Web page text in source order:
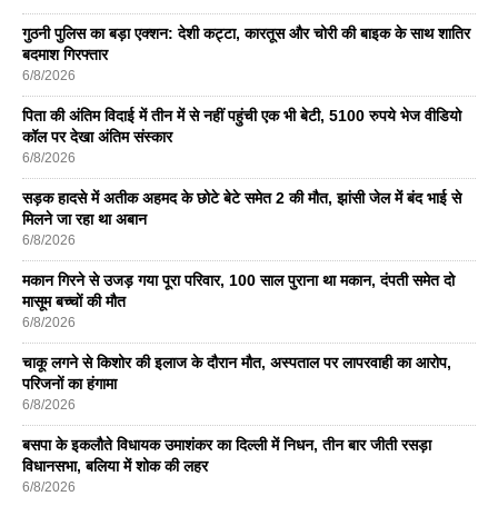
गुठनी पुलिस का बड़ा एक्शन: देशी कट्टा, कारतूस और चोरी की बाइक के साथ शातिर
बदमाश गिरफ्तार
6/8/2026
पिता की अंतिम विदाई में तीन में से नहीं पहुंची एक भी बेटी, 5100 रुपये भेज वीडियो
कॉल पर देखा अंतिम संस्कार
6/8/2026
सड़क हादसे में अतीक अहमद के छोटे बेटे समेत 2 की मौत, झांसी जेल में बंद भाई से
मिलने जा रहा था अबान
6/8/2026
मकान गिरने से उजड़ गया पूरा परिवार, 100 साल पुराना था मकान, दंपती समेत दो
मासूम बच्चों की मौत
6/8/2026
चाकू लगने से किशोर की इलाज के दौरान मौत, अस्पताल पर लापरवाही का आरोप,
परिजनों का हंगामा
6/8/2026
बसपा के इकलाैते विधायक उमाशंकर का दिल्ली में निधन, तीन बार जीती रसड़ा
विधानसभा, बलिया में शोक की लहर
6/8/2026